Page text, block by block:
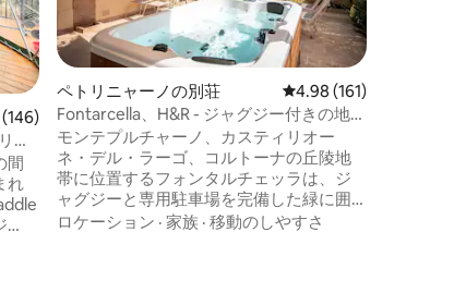
146件、5つ星中4.97つ星の平均評価
ー
間
れ
ペトリニャーノの別荘 レビュー161件、5つ
4.98 (161)
Fontarcella、H&R - ジャグジー付きの地中
海スタイルのお家
モンテプルチャーノ、カスティリオー
ネ・デル・ラーゴ、コルトーナの丘陵地
帯に位置するフォンタルチェッラは、ジ
ャグジーと専用駐車場を完備した緑に囲
まれた独立したヴィラです。 貴重な時間
ロケーション · 家族 · 移動のしやすさ